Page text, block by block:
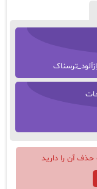
آن را دارید